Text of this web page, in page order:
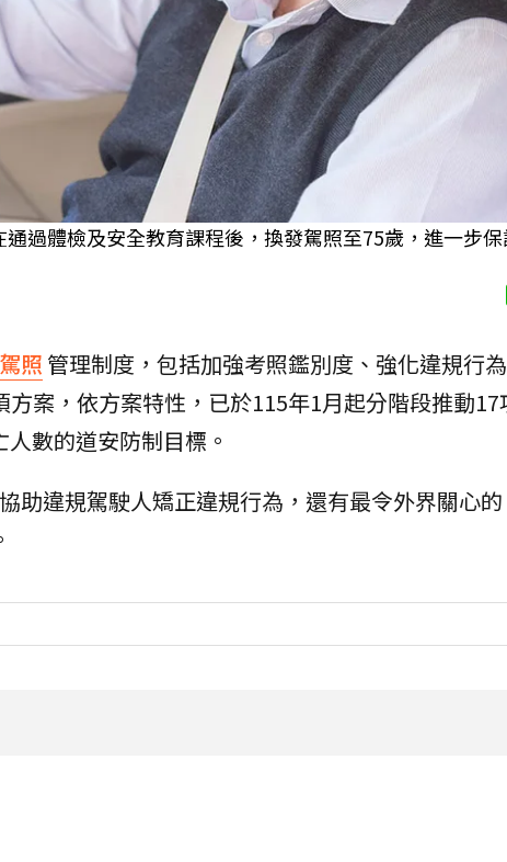
過體檢及安全教育課程後，換發駕照至75歲，進一步
駕照 管理制度，包括加強考照鑑別度、強化違規行
案，依方案特性，已於115年1月起分階段推動17
數的道安防制目標。
助違規駕駛人矯正違規行為，還有最令外界關心